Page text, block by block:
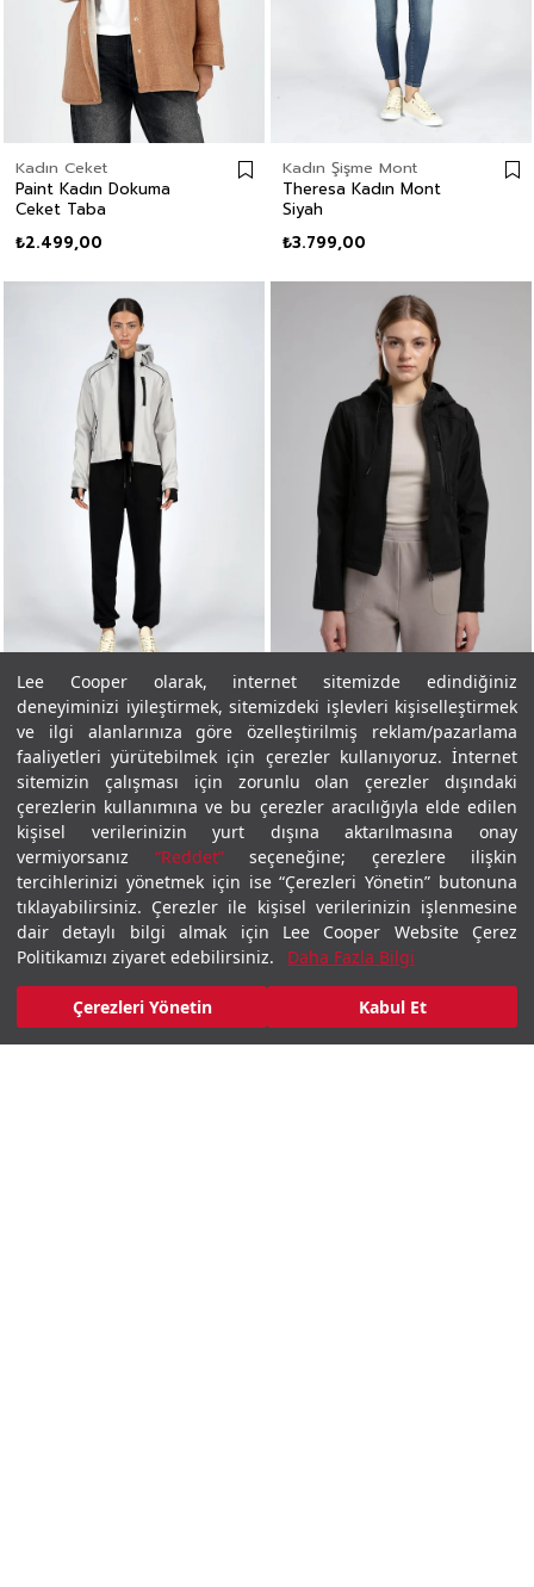
Lee Cooper olarak, internet sitemizde edindiğiniz
deneyiminizi iyileştirmek, sitemizdeki işlevleri kişiselleştirmek
ve ilgi alanlarınıza göre özelleştirilmiş reklam/pazarlama
faaliyetleri yürütebilmek için çerezler kullanıyoruz. İnternet
sitemizin çalışması için zorunlu olan çerezler dışındaki
çerezlerin kullanımına ve bu çerezler aracılığıyla elde edilen
kişisel verilerinizin yurt dışına aktarılmasına onay
vermiyorsanız “Reddet”seçeneğine; çerezlere ilişkin
tercihlerinizi yönetmek için ise “Çerezleri Yönetin” butonuna
tıklayabilirsiniz. Çerezler ile kişisel verilerinizin işlenmesine
dair detaylı bilgi almak için Lee Cooper Website Çerez
Politikamızı ziyaret edebilirsiniz.
Daha Fazla Bilgi
Çerezleri Yönetin Kabul Et
Kadın Ceket
Paint Kadın Dokuma
Ceket Taba
₺2.499,00
Kadın Şişme Mont
Theresa Kadın Mont
Siyah
₺3.799,00
Kadın Mevsimlik Mont
Jolie Kadın Mont Gri
₺3.299,00
Kadın Mevsimlik Mont
Jolie Kadın Mont Siyah
₺3.299,00